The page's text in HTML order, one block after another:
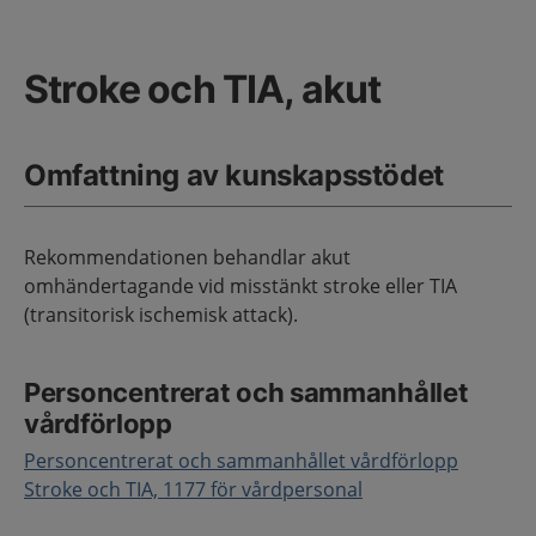
Stroke och TIA, akut
Omfattning av kunskapsstödet
Rekommendationen behandlar akut
omhändertagande vid misstänkt stroke eller TIA
(transitorisk ischemisk attack).
Personcentrerat och sammanhållet
vårdförlopp
Personcentrerat och sammanhållet vårdförlopp
Stroke och TIA, 1177 för vårdpersonal